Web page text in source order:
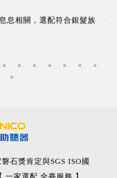
息相關，選配符合銀髮族
什
石獎肯定與SGS ISO國